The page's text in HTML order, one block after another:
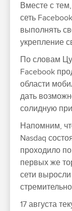
Вместе с
сеть
выполнять
укрепление
По словам
Facebook
области
дать
солидную
Напомним,
Nasdaq
проходило
первых же
сети
17 августа